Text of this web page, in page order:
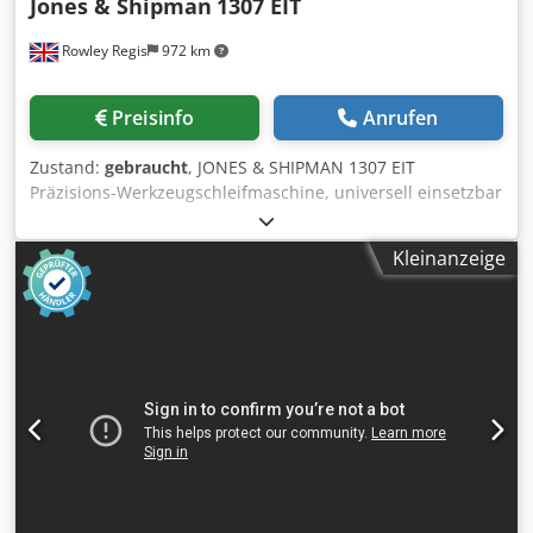
Rowley Regis 972 km
Jones & Shipman 1307 EIT
Preisinfo Anrufen
Zustand: gebraucht, JONES & SHIPMAN 1307 EIT
Präzisions-Werkzeugschleifmaschine, universell einsetzbar
Modell 1307 EIT Dsdpjzi Eqqsfx Acqskr Maximaler
Schleifdurchmesser 356 mm Schleiflänge zwischen den
Zentren 1016 mm Maximaler Schwenkbereich 356 mm
Drehzahl des Werkstückkopfes: 6 Stufen, 40–320 U/min
Schleifscheibenabmessungen: 300 x 25 x 127 mm
x 1359 mm Gewicht: 1930 kg Lieferumfang: Doppelte
Schwenk-Werkzeugauflage, doppelter Schleifscheibenkopf,
Innen-Schleifspindel, 3-Backen-Futter, 4-Backen-Futter,
Kleinanzeige